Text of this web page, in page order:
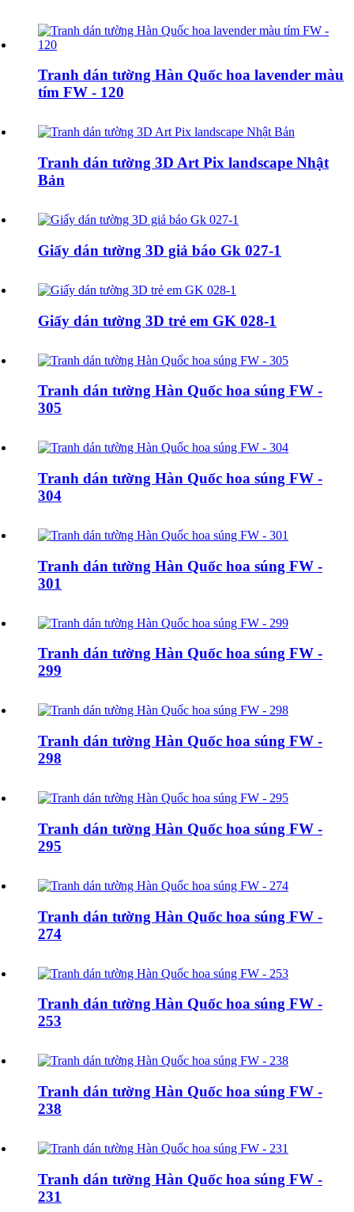
Tranh dán tường Hàn Quốc hoa lavender màu
tím FW - 120
Tranh dán tường 3D Art Pix landscape Nhật
Bản
Giấy dán tường 3D giả báo Gk 027-1
Giấy dán tường 3D trẻ em GK 028-1
Tranh dán tường Hàn Quốc hoa súng FW -
305
Tranh dán tường Hàn Quốc hoa súng FW -
304
Tranh dán tường Hàn Quốc hoa súng FW -
301
Tranh dán tường Hàn Quốc hoa súng FW -
299
Tranh dán tường Hàn Quốc hoa súng FW -
298
Tranh dán tường Hàn Quốc hoa súng FW -
295
Tranh dán tường Hàn Quốc hoa súng FW -
274
Tranh dán tường Hàn Quốc hoa súng FW -
253
Tranh dán tường Hàn Quốc hoa súng FW -
238
Tranh dán tường Hàn Quốc hoa súng FW -
231